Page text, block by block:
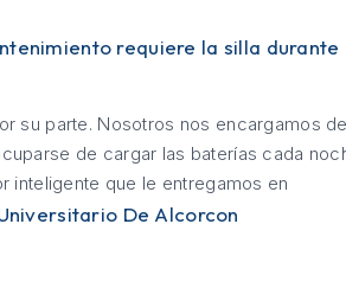
requiere la silla durante
su parte. Nosotros nos encargamos
de cargar las baterías cada
inteligente que le entregamos en
De Alcorcon